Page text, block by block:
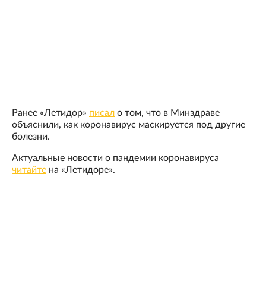
Ранее «Летидор» писал о том, что в Минздраве
объяснили, как коронавирус маскируется под другие
болезни.
Актуальные новости о пандемии коронавируса
читайте на «Летидоре».